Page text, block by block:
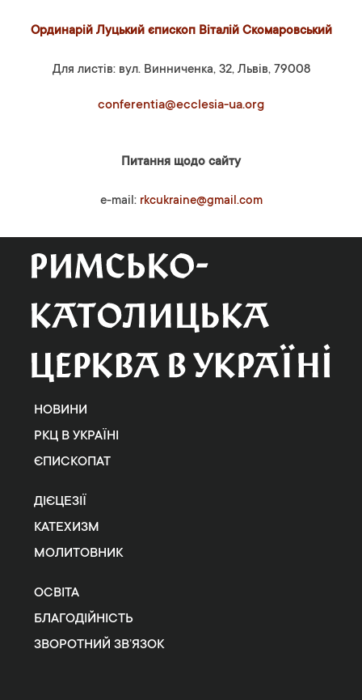
Ординарій Луцький єпископ Віталій Скомаровський
Для листів: вул. Винниченка, 32, Львів, 79008
conferentia@ecclesia-ua.org
Питання щодо сайту
e-mail: rkcukraine@gmail.com
НОВИНИ
РКЦ В УКРАЇНІ
ЄПИСКОПАТ
ДІЄЦЕЗІЇ
КАТЕХИЗМ
МОЛИТОВНИК
ОСВІТА
БЛАГОДІЙНІСТЬ
ЗВОРОТНИЙ ЗВ’ЯЗОК